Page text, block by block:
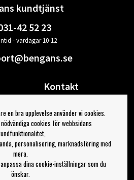
kundtjänst
42 52 23
- vardagar 10-12
Kontakt
Din sida
Logga ut
tips från Bengans
en bra upplevelse använder vi cookies.
cookies för webbsidans
personalisering, marknadsföring med
mera.
dina cookie-inställningar som du
önskar.